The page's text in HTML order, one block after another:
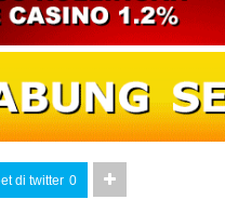
di twitter 0